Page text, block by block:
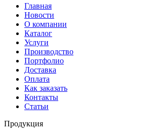
Главная
Новости
О компании
Каталог
Услуги
Производство
Портфолио
Доставка
Оплата
Как заказать
Контакты
Статьи
Продукция